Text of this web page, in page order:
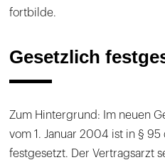
fortbilde.
Gesetzlich
Zum Hintergrund: Im neuen
vom 1. Januar 2004 ist in §
festgesetzt. Der Vertragsarzt